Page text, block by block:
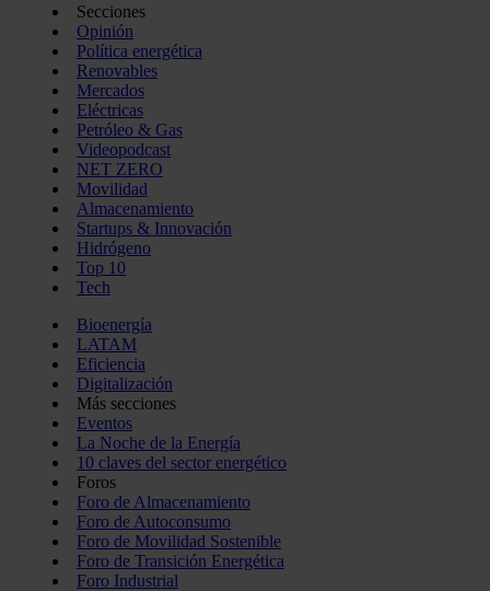
Secciones
Opinión
Política energética
Renovables
Mercados
Eléctricas
Petróleo & Gas
Videopodcast
NET ZERO
Movilidad
Almacenamiento
Startups & Innovación
Hidrógeno
Top 10
Tech
Bioenergía
LATAM
Eficiencia
Digitalización
Más secciones
Eventos
La Noche de la Energía
10 claves del sector energético
Foros
Foro de Almacenamiento
Foro de Autoconsumo
Foro de Movilidad Sostenible
Foro de Transición Energética
Foro Industrial